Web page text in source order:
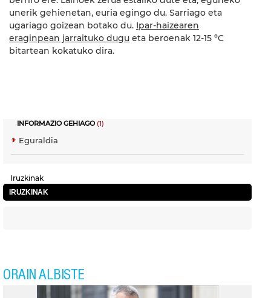
unerik gehienetan, euria egingo du. Sarriago eta
ugariago goizean botako du. Ipar-haizearen
eraginpean jarraituko dugu eta beroenak 12-15 ºC
bitartean kokatuko dira.
INFORMAZIO GEHIAGO(1)
Eguraldia
Iruzkinak
IRUZKINAK
ORAIN ALBISTE